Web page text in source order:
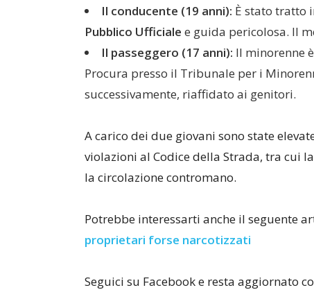
Il conducente (19 anni): È stato tratto
Pubblico Ufficiale e guida pericolosa. Il
Il passeggero (17 anni): Il minorenne
Procura presso il Tribunale per i
successivamente, riaffidato ai genitori.
A carico dei due giovani sono state
violazioni al Codice della Strada, tra cui
la circolazione contromano.
Potrebbe interessarti anche il seguente
proprietari forse narcotizzati
Seguici su Facebook e resta aggiornato